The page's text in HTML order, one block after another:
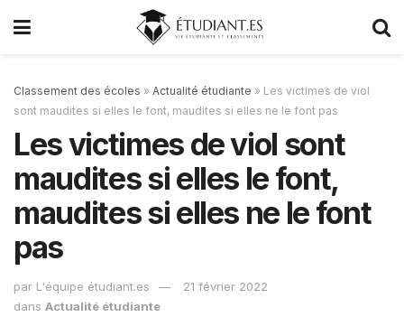
Classement des écoles » Actualité étudiante » Les victimes de viol
sont maudites si elles le font, maudites si elles ne le font pas
Les victimes de viol sont
maudites si elles le font,
maudites si elles ne le font
pas
par L'équipe étudiant.es
21 février 2022
dans Actualité étudiante